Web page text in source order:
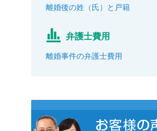
離婚後の姓（氏）と戸籍
弁護士費用
離婚事件の弁護士費用